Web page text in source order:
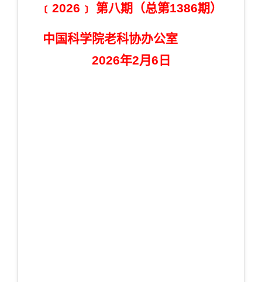
﹝2026﹞ 第八期（总第1386期）
中国科学院老科协办公室
2026年2月6日